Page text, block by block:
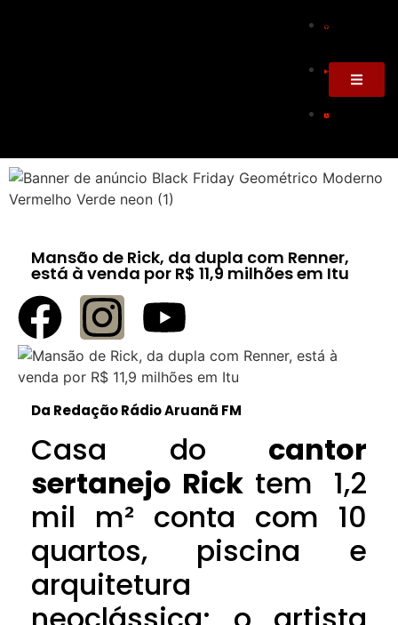
Mansão de Rick, da dupla com Renner,
está à venda por R$ 11,9 milhões em Itu
Da Redação Rádio Aruanã FM
Casa do cantor
sertanejo Rick tem 1,2
mil m² conta com 10
quartos, piscina e
arquitetura